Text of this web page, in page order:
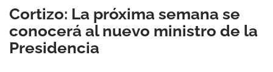
Cortizo: La próxima semana se
conocerá al nuevo ministro de la
Presidencia